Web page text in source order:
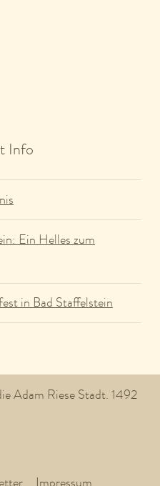
Info
Ein Helles zum
in Bad Staffelstein
Adam Riese Stadt. 1492